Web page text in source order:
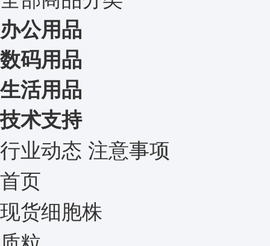
办公用品
数码用品
生活用品
技术支持
行业动态 注意事项
首页
现货细胞株